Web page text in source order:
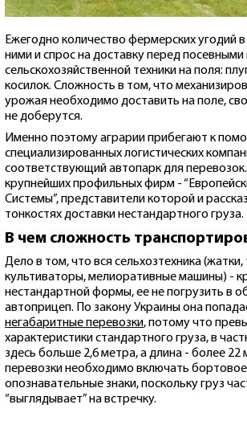
Ежегодно количество фермерских угодий в
ними и спрос на доставку перед
сельскохозяйственной техники на поля:
косилок. Сложность в том, что
урожая необходимо доставить на поле,
не доберутся.
Именно поэтому аграрии прибегают к
специализированных логистических
соответствующий автопарк для
крупнейших профильных фирм -
Системы”, представители которой и
тонкостях доставки нестандартного груза.
В чем сложность
Дело в том, что вся сельхозтехника
культиваторы, мелиоративные машины) -
нестандартной формы, ее не погрузить в
автоприцеп. По закону Украины она
негабаритные перевозки, потому что
характеристики стандартного груза, в
здесь больше 2,6 метра, а длина - более 22
перевозки необходимо включать
опознавательные знаки, поскольку груз
“выглядывает” на встречку.